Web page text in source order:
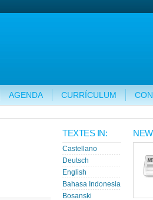
AGENDA CURRÍCULUM
TEXTES IN:
Castellano
Deutsch
English
Bahasa Indonesia
Bosanski